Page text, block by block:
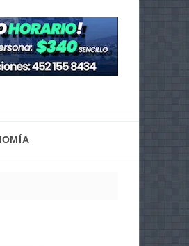
debes llevar en la cajuela para